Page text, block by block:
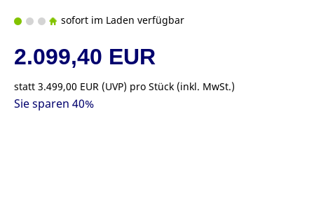
sofort im Laden verfügbar
2.099,40 EUR
statt 3.499,00 EUR (UVP) pro Stück (inkl. MwSt.)
Sie sparen 40%